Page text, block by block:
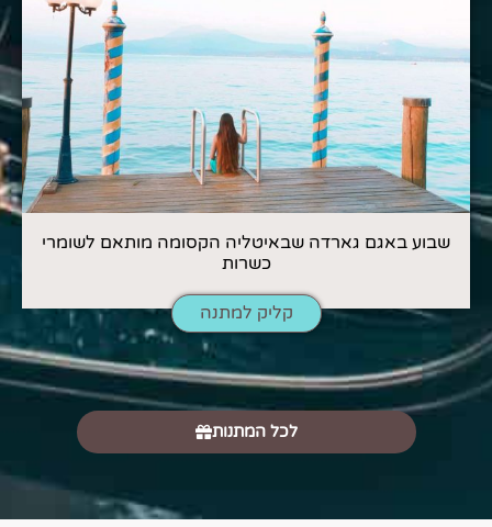
שבוע באגם גארדה שבאיטליה הקסומה מותאם לשומרי
כשרות
קליק למתנה
לכל המתנות